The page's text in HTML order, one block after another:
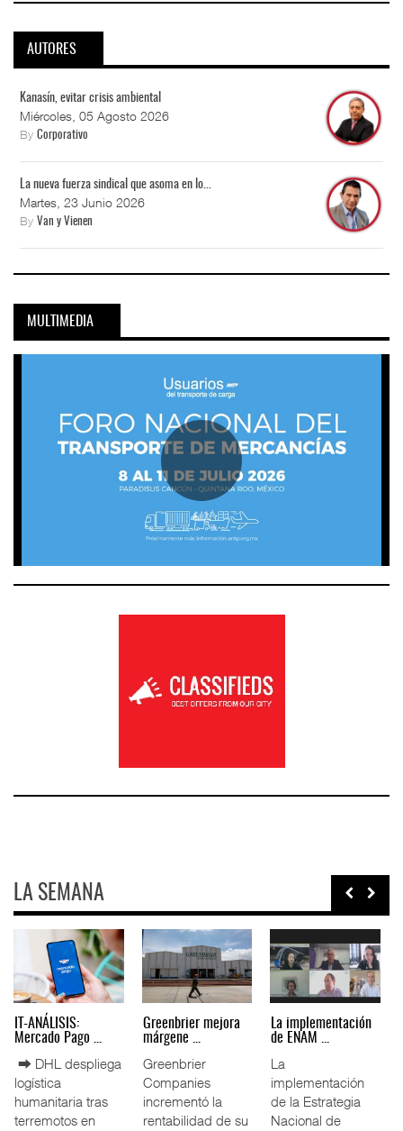
AUTORES
Kanasín, evitar crisis ambiental
Miércoles, 05 Agosto 2026
By Corporativo
La nueva fuerza sindical que asoma en lo...
Martes, 23 Junio 2026
By Van y Vienen
MULTIMEDIA
LA SEMANA
IT-ANÁLISIS: Puerto
Lázar ...
⮕ Canal de
Panamá reducirá
nuevamente el
calado de
La ATTRAPI licita
red de ...
La Agencia de
Trenes y
Transporte Público
Integrado
IT-ANÁLISIS: Volaris
abri ...
⮕ IA y
automatización
redefinen
operación